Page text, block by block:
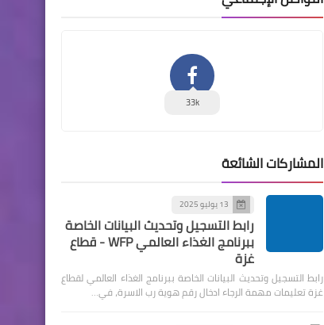
33k
المشاركات الشائعة
13 يوليو 2025
رابط التسجيل وتحديث البيانات الخاصة
ببرنامج الغذاء العالمي WFP - قطاع
غزة
رابط التسجيل وتحديث البيانات الخاصة ببرنامج الغذاء العالمي لقطاع
غزة تعليمات مهمة الرجاء ادخال رقم هوية رب الاسرة، في…